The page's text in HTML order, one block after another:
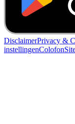
DisclaimerPrivacy &
instellingenColofon